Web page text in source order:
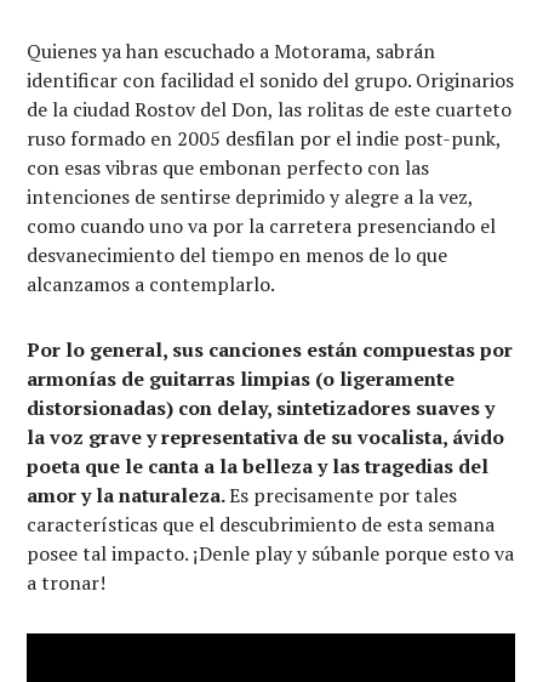
Quienes ya han escuchado a Motorama, sabrán
identificar con facilidad el sonido del grupo. Originarios
de la ciudad Rostov del Don, las rolitas de este cuarteto
ruso formado en 2005 desfilan por el indie post-punk,
con esas vibras que embonan perfecto con las
intenciones de sentirse deprimido y alegre a la vez,
como cuando uno va por la carretera presenciando el
desvanecimiento del tiempo en menos de lo que
alcanzamos a contemplarlo.
Por lo general, sus canciones están compuestas por
armonías de guitarras limpias (o ligeramente
distorsionadas) con delay, sintetizadores suaves y
la voz grave y representativa de su vocalista, ávido
poeta que le canta a la belleza y las tragedias del
amor y la naturaleza.Es precisamente por tales
características que el descubrimiento de esta semana
posee tal impacto. ¡Denle play y súbanle porque esto va
a tronar!